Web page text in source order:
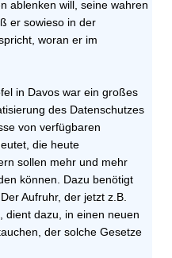
ablenken will, seine wahren
er sowieso in der
woran er im
in Davos war ein großes
des Datenschutzes
von verfügbaren
die heute
sollen mehr und mehr
können. Dazu benötigt
Aufruhr, der jetzt z.B.
dient dazu, in einen neuen
der solche Gesetze